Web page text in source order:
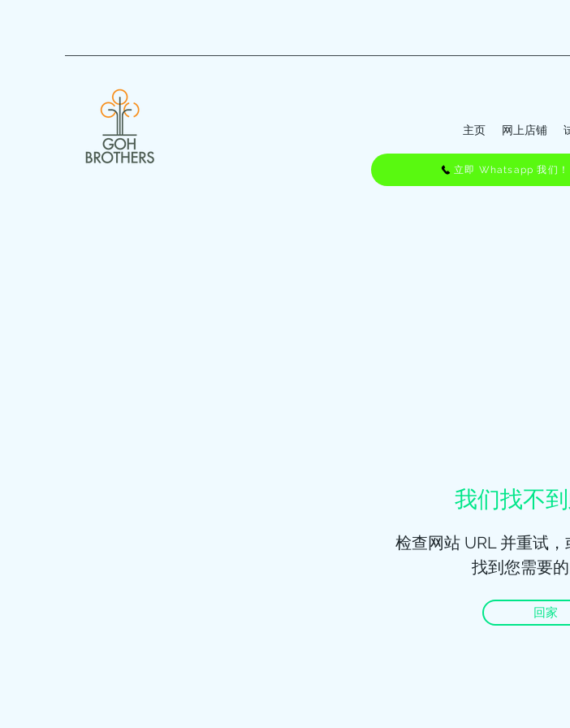
主页 网上店铺
立即 Whatsapp 我们！
我们找不
检查网站 URL 并重试
找到您需要的
回家